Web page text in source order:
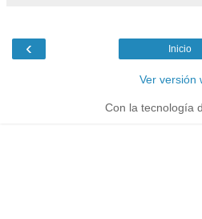
‹ Inicio
Ver versión
Con la tecnología